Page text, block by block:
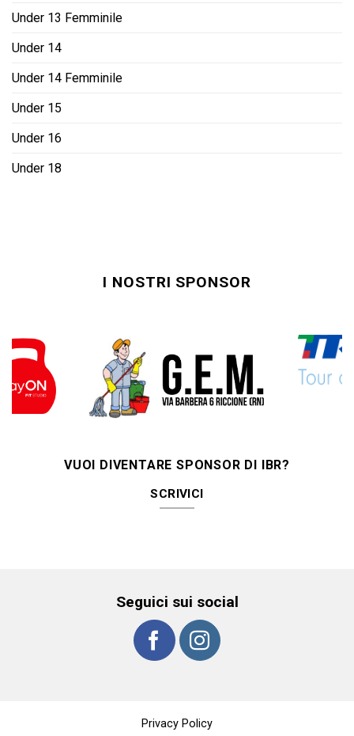
Under 13 Femminile
Under 14
Under 14 Femminile
Under 15
Under 16
Under 18
I NOSTRI SPONSOR
VUOI DIVENTARE SPONSOR DI IBR?
SCRIVICI
Seguici sui social
Privacy Policy